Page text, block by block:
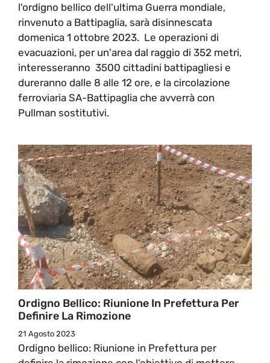
l'ordigno bellico dell'ultima Guerra mondiale,
rinvenuto a Battipaglia, sarà disinnescata
domenica 1 ottobre 2023. Le operazioni di
evacuazioni, per un'area dal raggio di 352 metri,
interesseranno 3500 cittadini battipagliesi e
dureranno dalle 8 alle 12 ore, e la circolazione
ferroviaria SA-Battipaglia che avverrà con
Pullman sostitutivi.
Ordigno Bellico: Riunione In Prefettura Per
Definire La Rimozione
21 Agosto 2023
Ordigno bellico: Riunione in Prefettura per